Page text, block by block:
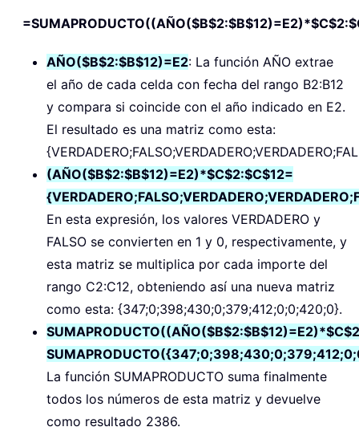
AÑO($B$2:$B$12)=E2: La función AÑO extrae
el año de cada celda con fecha del rango B2:B12
y compara si coincide con el año indicado en E2.
El resultado es una matriz como esta:
(AÑO($B$2:$B$12)=E2)*$C$2:$C$12=
En esta expresión, los valores VERDADERO y
FALSO se convierten en 1 y 0, respectivamente, y
esta matriz se multiplica por cada importe del
rango C2:C12, obteniendo así una nueva matriz
como esta: {347;0;398;430;0;379;412;0;0;420;0}.
La función SUMAPRODUCTO suma finalmente
todos los números de esta matriz y devuelve
como resultado 2386.